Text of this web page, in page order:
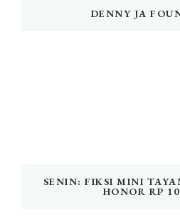
DENNY JA
SENIN: FIKSI MINI
HONOR RP